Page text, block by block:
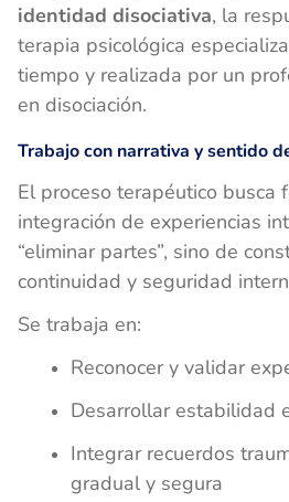
identidad disociativa, la
terapia psicológica
tiempo y realizada por un
en disociación.
Trabajo con narrativa y sentido
El proceso terapéutico busca
integración de experiencias
“eliminar partes”, sino de
continuidad y seguridad
Se trabaja en:
Reconocer y validar
Desarrollar estabilidad
Integrar recuerdos
gradual y segura